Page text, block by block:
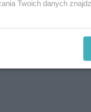
Twoich danych